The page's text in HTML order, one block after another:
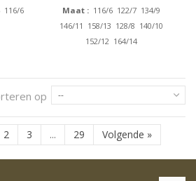
116/6
Maat : 116/6 122/7 134/9
146/11 158/13 128/8 140/10
152/12 164/14
op --
2 3 ... 29 Volgende »